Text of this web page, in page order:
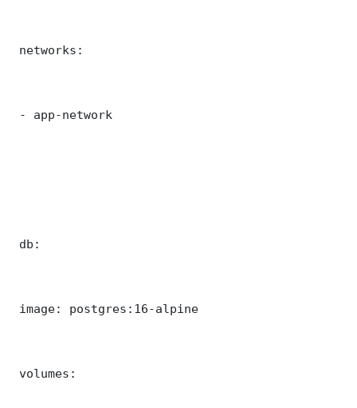
networks:
- app-network
db:
image: postgres:16-alpine
volumes: